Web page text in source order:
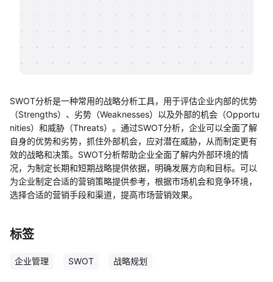
知识分享社区
SWOT分析是一种常用的战略分析工具，用于评估企业内部的优势
（Strengths）、劣势（Weaknesses）以及外部的机会（Opportu
nities）和威胁（Threats）。通过SWOT分析，企业可以全面了解
自身的优势和劣势，抓住外部机会，应对潜在威胁，从而制定更有
效的战略和决策。SWOT分析帮助企业全面了解内外部环境的情
况，为制定长期和短期战略提供依据，明确发展方向和目标。可以
为企业制定合适的营销策略提供参考，根据市场机会和竞争环境，
选择合适的营销手段和渠道，提高市场营销效果。
标签
企业管理 SWOT 战略规划